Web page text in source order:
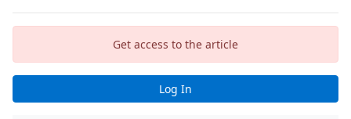
Get access to the article
Log In